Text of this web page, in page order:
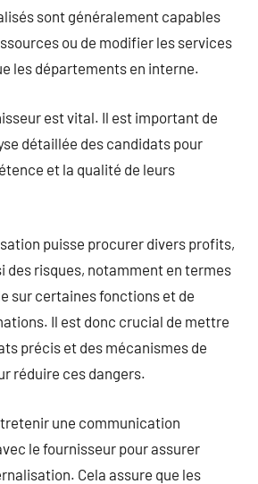
sont généralement capables
ou de modifier les services
les départements en interne.
est vital. Il est important de
détaillée des candidats pour
et la qualité de leurs
puisse procurer divers profits,
des risques, notamment en termes
sur certaines fonctions et de
Il est donc crucial de mettre
précis et des mécanismes de
réduire ces dangers.
une communication
le fournisseur pour assurer
Cela assure que les